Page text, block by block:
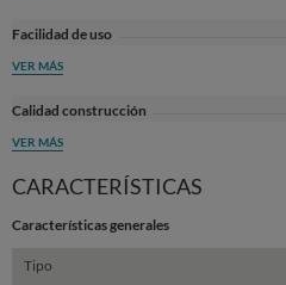
Facilidad de uso
VER MÁS
Calidad construcción
VER MÁS
CARACTERÍSTICAS
Características generales
Tipo